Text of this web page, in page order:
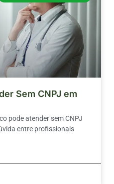
Sem CNPJ em
pode atender sem CNPJ
entre profissionais